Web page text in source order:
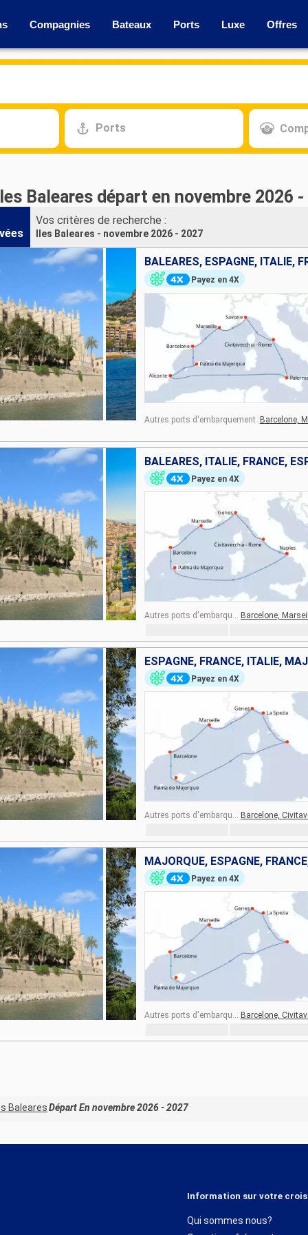
Compagnies Bateaux Ports Luxe Offres
Ports
Baleares départ en novembre 2026
Vos critères de recherche :
Iles Baleares - novembre 2026 - 2027
BALÉARES, ESPAGNE, ITALIE,
Payez en 4X
Autres ports d'embarquement :Barcelone,
BALÉARES, ITALIE, FRANCE,
Payez en 4X
Barcelone,
ESPAGNE, FRANCE, ITALIE,
Payez en 4X
Barcelone,
MAJORQUE, ESPAGNE,
Payez en 4X
Barcelone,
BalearesDépart En novembre 2026 - 2027
Information sur votre
Qui sommes nous?